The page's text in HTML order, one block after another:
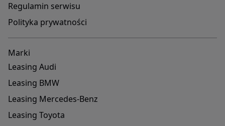
Regulamin serwisu
Polityka prywatności
Marki
Leasing Audi
Leasing BMW
Leasing Mercedes-Benz
Leasing Toyota